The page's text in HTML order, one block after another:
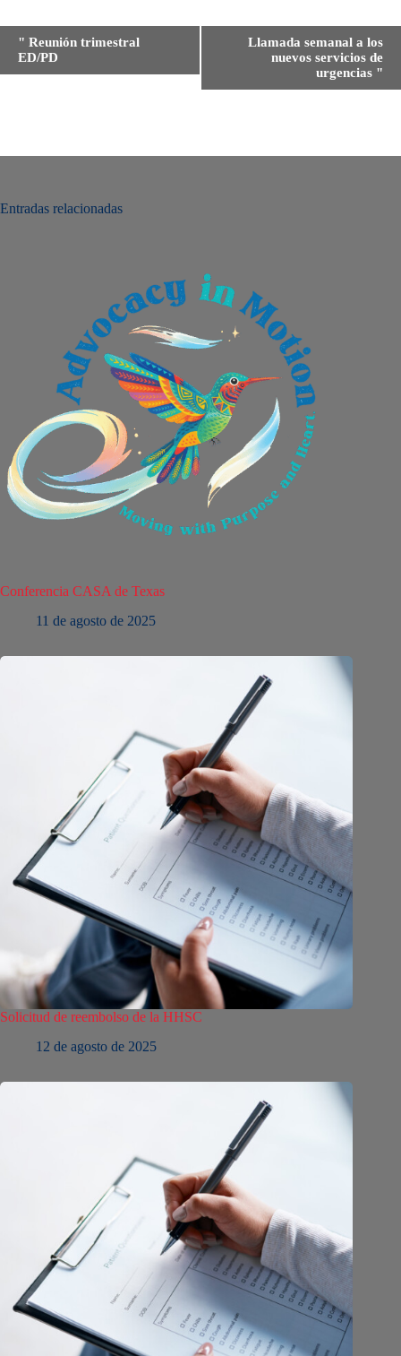
a
" Reunión trimestral
ED/PD
Llamada semanal a los
nuevos servicios de
urgencias "
Entradas relacionadas
Conferencia CASA de Texas
11 de agosto de 2025
Solicitud de reembolso de la HHSC
12 de agosto de 2025